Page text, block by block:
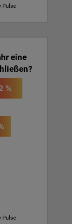
Pulse
eine
%
Pulse